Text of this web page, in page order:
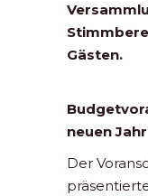
Gästen.
neuen
Der